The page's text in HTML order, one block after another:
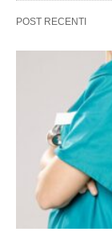
POST RECENTI